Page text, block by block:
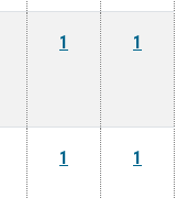
1 1
1 1